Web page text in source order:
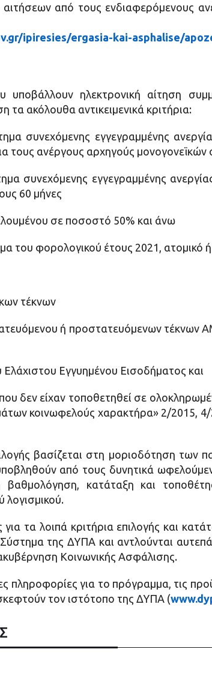
από τους ενδιαφερόμενους
ipiresies/ergasia-kai-asphalise/
υποβάλλουν ηλεκτρονική αίτηση
τα ακόλουθα αντικειμενικά κριτήρια:
συνεχόμενης εγγεγραμμένης
τους ανέργους αρχηγούς μονογονεϊκών
συνεχόμενης εγγεγραμμένης
60 μήνες
σε ποσοστό 50% και άνω
του φορολογικού έτους 2021, ατομικό ή
τέκνων
ή προστατευόμενων τέκνων
Ελάχιστου Εγγυημένου Εισοδήματος και
δεν είχαν τοποθετηθεί σε
κοινωφελούς χαρακτήρα» 2/2015,
βασίζεται στη μοριοδότηση των
από τους δυνητικά
βαθμολόγηση, κατάταξη και
λογισμικού.
για τα λοιπά κριτήρια επιλογής και
της ΔΥΠΑ και αντλούνται
Κοινωνικής Ασφάλισης.
πληροφορίες για το πρόγραμμα, τις
τον ιστότοπο της ΔΥΠΑ (